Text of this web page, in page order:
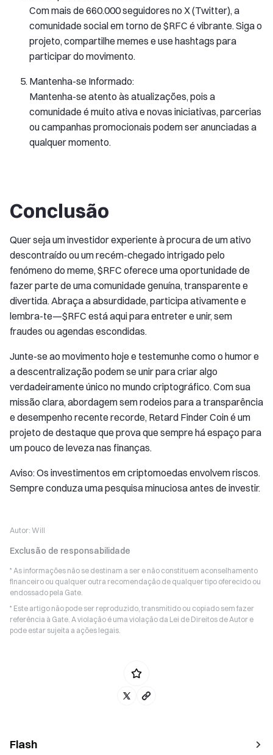
Com mais de 660.000 seguidores no X (Twitter), a
comunidade social em torno de $RFC é vibrante. Siga o
projeto, compartilhe memes e use hashtags para
participar do movimento.
Mantenha-se Informado:
Mantenha-se atento às atualizações, pois a
comunidade é muito ativa e novas iniciativas, parcerias
ou campanhas promocionais podem ser anunciadas a
qualquer momento.
Conclusão
Quer seja um investidor experiente à procura de um ativo
descontraído ou um recém-chegado intrigado pelo
fenómeno do meme, $RFC oferece uma oportunidade de
fazer parte de uma comunidade genuína, transparente e
divertida. Abraça a absurdidade, participa ativamente e
lembra-te—$RFC está aqui para entreter e unir, sem
fraudes ou agendas escondidas.
Junte-se ao movimento hoje e testemunhe como o humor e
a descentralização podem se unir para criar algo
verdadeiramente único no mundo criptográfico. Com sua
missão clara, abordagem sem rodeios para a transparência
e desempenho recente recorde, Retard Finder Coin é um
projeto de destaque que prova que sempre há espaço para
um pouco de leveza nas finanças.
Aviso: Os investimentos em criptomoedas envolvem riscos.
Sempre conduza uma pesquisa minuciosa antes de investir.
Autor: Will
Exclusão de responsabilidade
* As informações não se destinam a ser e não constituem aconselhamento
financeiro ou qualquer outra recomendação de qualquer tipo oferecido ou
endossado pela Gate.
* Este artigo não pode ser reproduzido, transmitido ou copiado sem fazer
referência à Gate. A violação é uma violação da Lei de Direitos de Autor e
pode estar sujeita a ações legais.
Flash